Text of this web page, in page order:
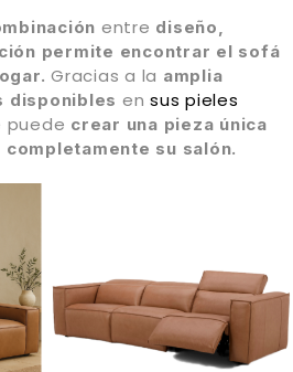
entre diseño,
permite encontrar el sofá
Gracias a la amplia
disponibles en sus pieles
puede crear una pieza única
su salón.